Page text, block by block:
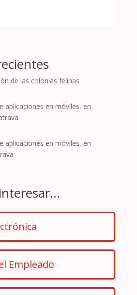
de las colonias felinas
aplicaciones en móviles, en
aplicaciones en móviles, en
Empleado